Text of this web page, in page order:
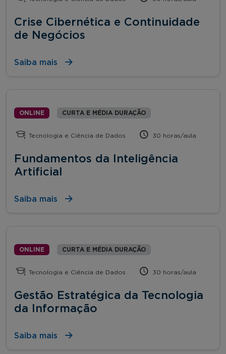
Crise Cibernética e Continuidade
de Negócios
Saiba mais
ONLINE CURTA E MÉDIA DURAÇÃO
Tecnologia e Ciência de Dados 30 horas/aula
Fundamentos da Inteligência
Artificial
Saiba mais
ONLINE CURTA E MÉDIA DURAÇÃO
Tecnologia e Ciência de Dados 30 horas/aula
Gestão Estratégica da Tecnologia
da Informação
Saiba mais